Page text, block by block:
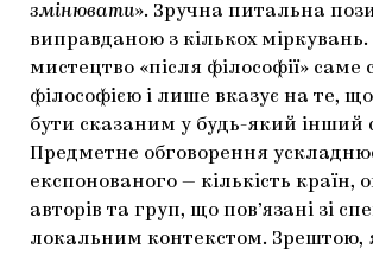
змінювати». Зручна питальна
виправданою з кількох
мистецтво «після філософії» саме
філософією і лише вказує на те,
бути сказаним у будь-який інший
Предметне обговорення
експонованого — кількість країн,
авторів та груп, що пов’язані зі
локальним контекстом. Зрештою,